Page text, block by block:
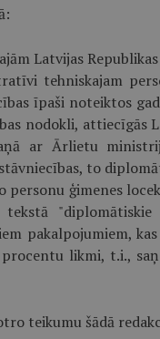
Latvijas
tehniskajam
īpaši noteiktos
nodokli, attiecīgās
ar Ārlietu
to
personu ģimenes
pakalpojumiem,
likmi, t.i.,
teikumu šādā